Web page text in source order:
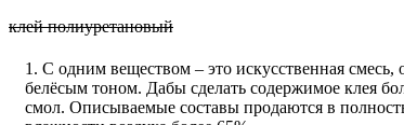
клей полиуретановый
С одним веществом – это искусственная
белёсым тоном. Дабы сделать содержимое клея
смол. Описываемые составы продаются в